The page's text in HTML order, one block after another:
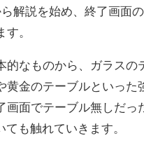
解説を始め、終了画面
。
なものから、ガラスの
金のテーブルといった
面でテーブル無しだっ
も触れていきます。